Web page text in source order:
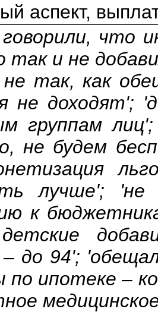
аспект,
что
так и не
не так, как
не доходят';
группам
не будем
лучше'; 'не
к
– до 94';
ипотеке –